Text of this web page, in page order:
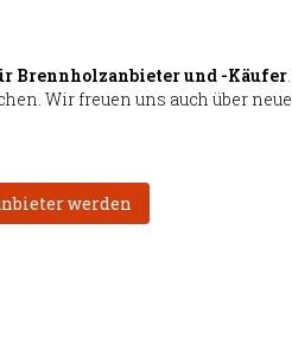
Brennholzanbieter und -Käufer
Wir freuen uns auch über neue
werden